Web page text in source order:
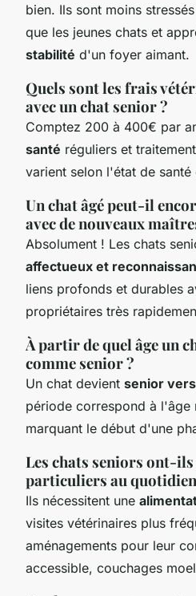
bien. Ils sont moins
que les jeunes chats et
stabilité d'un foyer aimant.
Quels sont les frais
avec un chat senior ?
Comptez 200 à 400€ par
santé réguliers et
varient selon l'état de santé
Un chat âgé peut-il
avec de nouveaux
Absolument ! Les chats
affectueux et
liens profonds et durables
propriétaires très
À partir de quel âge un
comme senior ?
Un chat devient senior
période correspond à l'âge
marquant le début d'une
Les chats seniors ont-ils
particuliers au
Ils nécessitent une
visites vétérinaires plus
aménagements pour leur
accessible, couchages